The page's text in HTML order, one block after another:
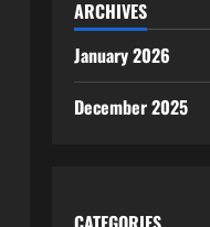
ARCHIVES
January 2026
December 2025